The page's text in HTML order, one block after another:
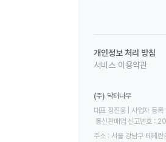
개인정보 처리 방침
서비스 이용약관
(주) 닥터나우
대표 정진웅 | 사업자
통신판매업 신고번호
주소 : 서울 강남구 테헤